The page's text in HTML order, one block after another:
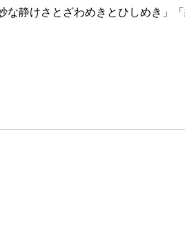
静けさとざわめきとひしめき」